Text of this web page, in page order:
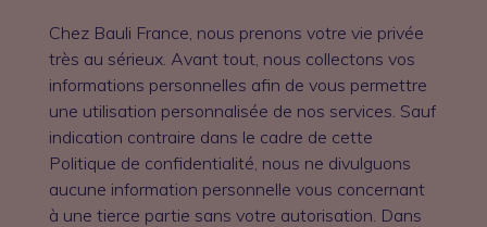
Chez Bauli France, nous prenons votre vie privée
très au sérieux. Avant tout, nous collectons vos
informations personnelles afin de vous permettre
une utilisation personnalisée de nos services. Sauf
indication contraire dans le cadre de cette
Politique de confidentialité, nous ne divulguons
aucune information personnelle vous concernant
à une tierce partie sans votre autorisation. Dans